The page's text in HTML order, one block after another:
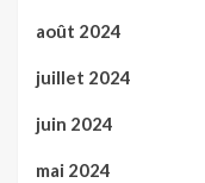
août 2024
juillet 2024
juin 2024
mai 2024